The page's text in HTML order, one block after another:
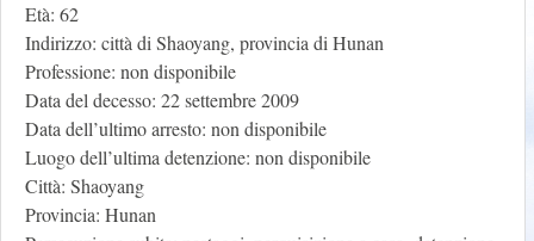
Età: 62
Indirizzo: città di Shaoyang, provincia di Hunan
Professione: non disponibile
Data del decesso: 22 settembre 2009
Data dell’ultimo arresto: non disponibile
Luogo dell’ultima detenzione: non disponibile
Città: Shaoyang
Provincia: Hunan